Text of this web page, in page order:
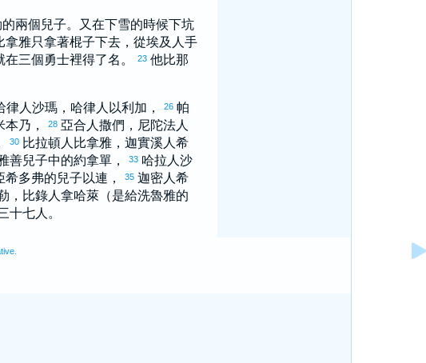
的兩個兒子。又在下雪的時候下坑
拿雅只拿著棍子下去，從埃及 人手
在三個勇士裡得了名。 23 他比那
律人 沙瑪， 哈律人 以利加 ， 26 帕
本乃 ， 28 亞合 人 撒們 ， 尼陀法人
30 比拉頓人 比拿雅， 迦實溪人 希
善兒子中的約拿單， 33 哈拉 人 沙
希多弗的兒子 以連 ， 35 迦密人 希
， 比錄人 拿哈萊（是給洗魯雅的
十七人。